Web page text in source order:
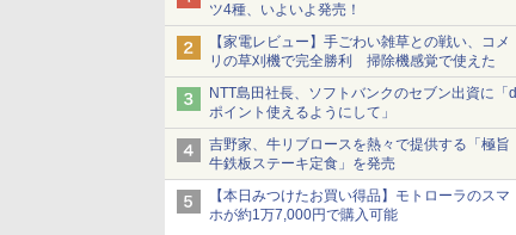
ツ4種、いよいよ発売！
【家電レビュー】手ごわい雑草との戦い、コメ
リの草刈機で完全勝利 掃除機感覚で使えた
NTT島田社長、ソフトバンクのセブン出資に「d
ポイント使えるようにして」
吉野家、牛リブロースを熱々で提供する「極旨
牛鉄板ステーキ定食」を発売
【本日みつけたお買い得品】モトローラのスマ
ホが約1万7,000円で購入可能